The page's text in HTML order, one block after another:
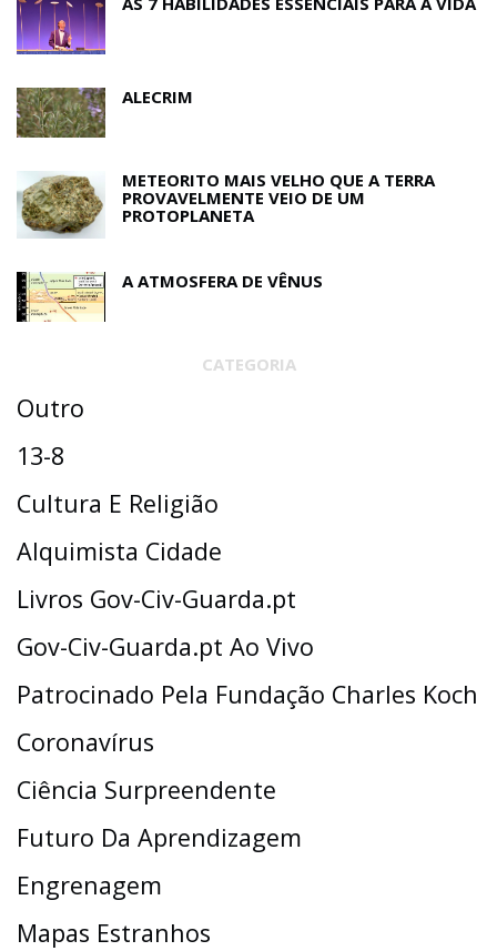
ALECRIM
METEORITO MAIS VELHO QUE A TERRA
PROVAVELMENTE VEIO DE UM
PROTOPLANETA
A ATMOSFERA DE VÊNUS
CATEGORIA
Outro
13-8
Cultura E Religião
Alquimista Cidade
Livros Gov-Civ-Guarda.pt
Gov-Civ-Guarda.pt Ao Vivo
Patrocinado Pela Fundação Charles Koch
Coronavírus
Ciência Surpreendente
Futuro Da Aprendizagem
Engrenagem
Mapas Estranhos